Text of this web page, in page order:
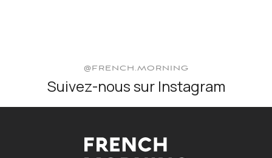
@FRENCH.MORNING
Suivez-nous sur Instagram